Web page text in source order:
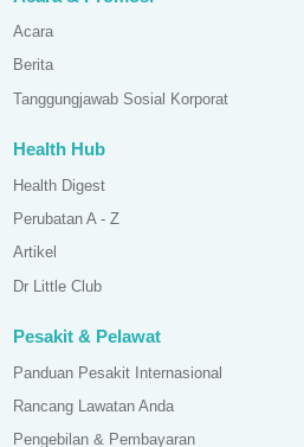
Acara
Berita
Tanggungjawab Sosial Korporat
Health Hub
Health Digest
Perubatan A - Z
Artikel
Dr Little Club
Pesakit & Pelawat
Panduan Pesakit Internasional
Rancang Lawatan Anda
Pengebilan & Pembayaran